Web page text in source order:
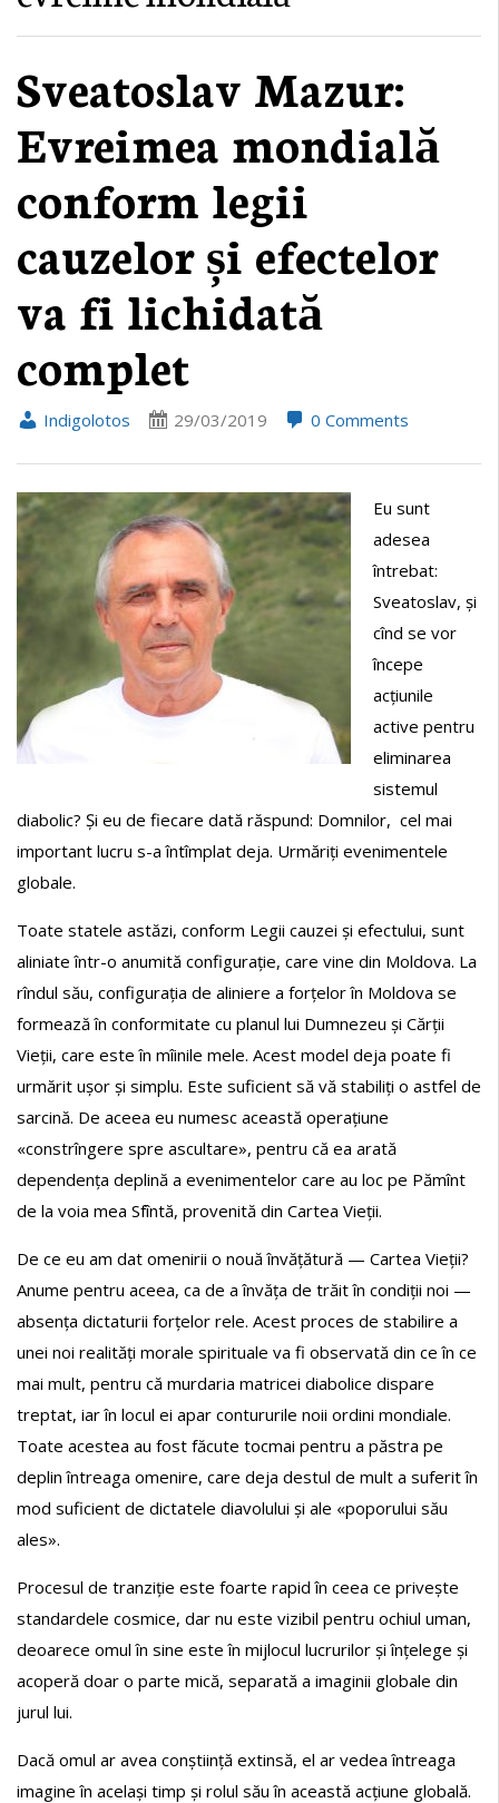
Sveatoslav Mazur:
Evreimea mondială
conform legii
cauzelor și efectelor
va fi lichidată
complet
Indigolotos 29/03/2019 0 Comments
Eu sunt
adesea
întrebat:
Sveatoslav, și
cînd se vor
începe
acțiunile
active pentru
eliminarea
sistemul
diabolic? Și eu de fiecare dată răspund: Domnilor, cel mai
important lucru s-a întîmplat deja. Urmăriți evenimentele
globale.
Toate statele astăzi, conform Legii cauzei și efectului, sunt
aliniate într-o anumită configurație, care vine din Moldova. La
rîndul său, configurația de aliniere a forțelor în Moldova se
formează în conformitate cu planul lui Dumnezeu și Cărții
Vieții, care este în mîinile mele. Acest model deja poate fi
urmărit ușor și simplu. Este suficient să vă stabiliți o astfel de
sarcină. De aceea eu numesc această operațiune
«constrîngere spre ascultare», pentru că ea arată
dependența deplină a evenimentelor care au loc pe Pămînt
de la voia mea Sfîntă, provenită din Cartea Vieții.
De ce eu am dat omenirii o nouă învățătură — Cartea Vieții?
Anume pentru aceea, ca de a învăța de trăit în condiții noi —
absența dictaturii forțelor rele. Acest proces de stabilire a
unei noi realități morale spirituale va fi observată din ce în ce
mai mult, pentru că murdaria matricei diabolice dispare
treptat, iar în locul ei apar contururile noii ordini mondiale.
Toate acestea au fost făcute tocmai pentru a păstra pe
deplin întreaga omenire, care deja destul de mult a suferit în
mod suficient de dictatele diavolului și ale «poporului său
ales».
Procesul de tranziție este foarte rapid în ceea ce privește
standardele cosmice, dar nu este vizibil pentru ochiul uman,
deoarece omul în sine este în mijlocul lucrurilor și înțelege și
acoperă doar o parte mică, separată a imaginii globale din
jurul lui.
Dacă omul ar avea conștiință extinsă, el ar vedea întreaga
imagine în același timp și rolul său în această acțiune globală.